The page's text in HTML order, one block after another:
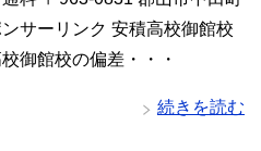
サーリンク 安積高校御館校
御館校の偏差・・・
続きを読む